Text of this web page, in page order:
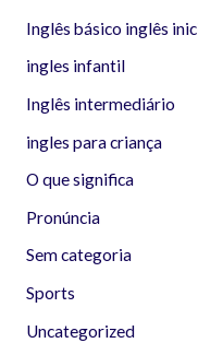
Inglês básico inglês
ingles infantil
Inglês intermediário
ingles para criança
O que significa
Pronúncia
Sem categoria
Sports
Uncategorized